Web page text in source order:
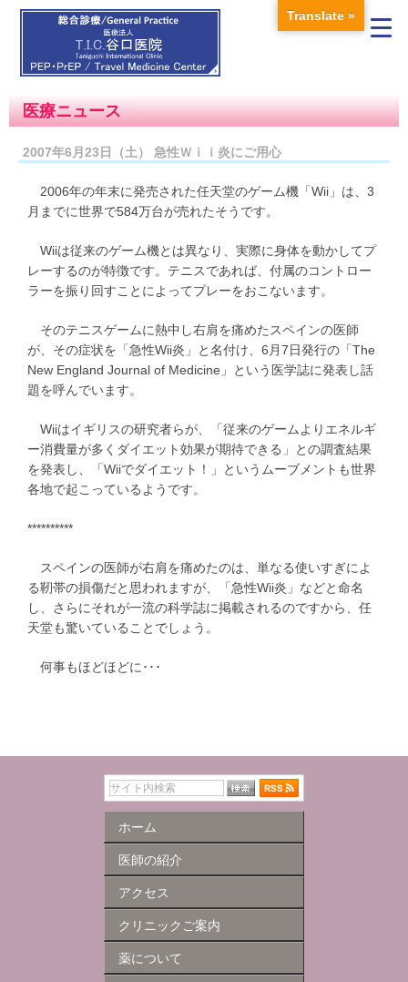
医療ニュース
2007年6月23日（土） 急性Ｗｉｉ炎にご用心
2006年の年末に発売された任天堂のゲーム機「Wii」は、3
月までに世界で584万台が売れたそうです。
Wiiは従来のゲーム機とは異なり、実際に身体を動かしてプ
レーするのが特徴です。テニスであれば、付属のコントロー
ラーを振り回すことによってプレーをおこないます。
そのテニスゲームに熱中し右肩を痛めたスペインの医師
が、その症状を「急性Wii炎」と名付け、6月7日発行の「The
New England Journal of Medicine」という医学誌に発表し話
題を呼んでいます。
Wiiはイギリスの研究者らが、「従来のゲームよりエネルギ
ー消費量が多くダイエット効果が期待できる」との調査結果
を発表し、「Wiiでダイエット！」というムーブメントも世界
各地で起こっているようです。
**********
スペインの医師が右肩を痛めたのは、単なる使いすぎによ
る靭帯の損傷だと思われますが、「急性Wii炎」などと命名
し、さらにそれが一流の科学誌に掲載されるのですから、任
天堂も驚いていることでしょう。
何事もほどほどに･･･
ホーム
医師の紹介
アクセス
クリニックご案内
薬について
Translate »